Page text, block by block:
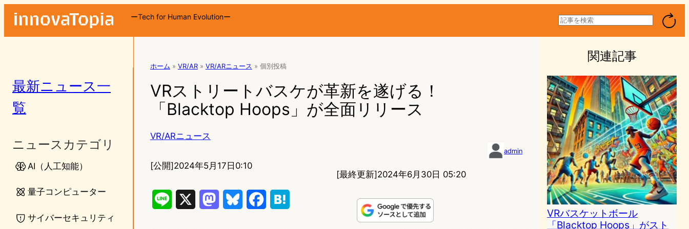
ーTech for Human Evolutionー
検
索
最新ニュース一
覧
ニュースカテゴリ
AI（人工知能）
量子コンピューター
サイバーセキュリティ
ホーム » VR/AR » VR/ARニュース » 個別投稿
VRストリートバスケが革新を遂げる！
「Blacktop Hoops」が全面リリース
VR/ARニュース
admin
[公開]2024年5月17日0:10
[最終更新]2024年6月30日 05:20
関連記事
VRバスケットボール
「Blacktop Hoops」がスト